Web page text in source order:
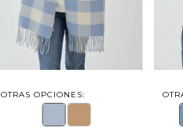
OTRAS OPCIONES: